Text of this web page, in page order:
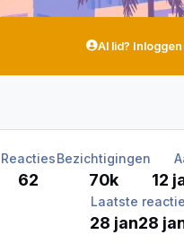
Al lid? Inloggen
Reacties
62
Bezichtigingen
70k 12
Laatste reactie
28 jan28